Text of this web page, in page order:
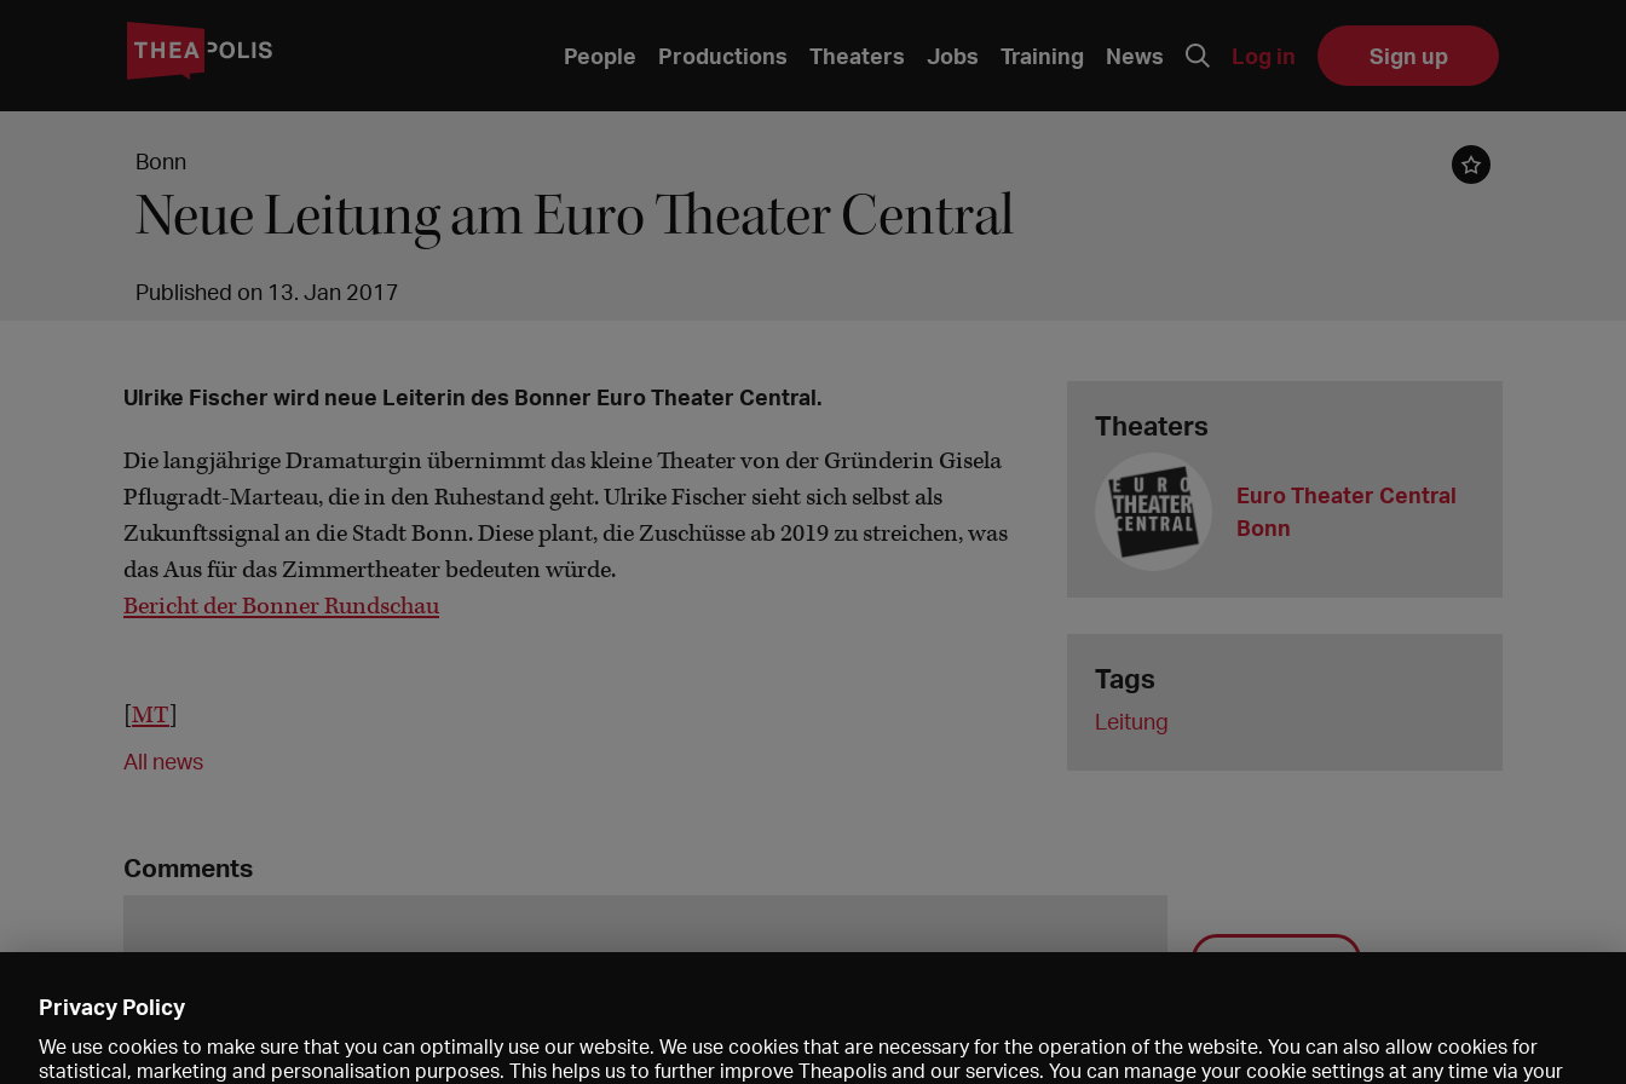
People Productions Theaters Jobs Training News Log in Sign up
Bonn
Neue Leitung am Euro Theater Central
Published on 13. Jan 2017
Ulrike Fischer wird neue Leiterin des Bonner Euro Theater Central.
Die langjährige Dramaturgin übernimmt das kleine Theater von der Gründerin Gisela
Pflugradt-Marteau, die in den Ruhestand geht. Ulrike Fischer sieht sich selbst als
Zukunftssignal an die Stadt Bonn. Diese plant, die Zuschüsse ab 2019 zu streichen, was
das Aus für das Zimmertheater bedeuten würde.
Bericht der Bonner Rundschau
MT
All news
Theaters
Euro Theater Central
Bonn
Tags
Leitung
Comments
Save
Privacy Policy
We use cookies to make sure that you can optimally use our website. We use cookies that are necessary for the operation of the website. You can also allow cookies for
statistical, marketing and personalisation purposes. This helps us to further improve Theapolis and our services. You can manage your cookie settings at any time via your